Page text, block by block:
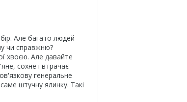
Але багато людей
чи справжню?
хвоєю. Але давайте
сохне і втрачає
генеральне
штучну ялинку. Такі